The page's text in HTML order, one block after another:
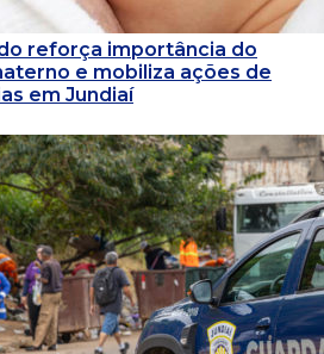
reforça importância do
e mobiliza ações de
em Jundiaí